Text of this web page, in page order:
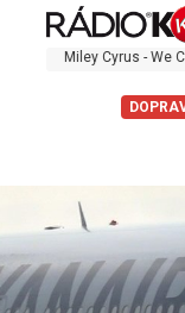
Cyrus - We Can't Stop